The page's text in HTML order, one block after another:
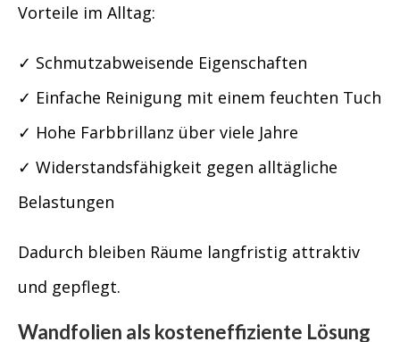
Vorteile im Alltag:
✓ Schmutzabweisende Eigenschaften
✓ Einfache Reinigung mit einem feuchten Tuch
✓ Hohe Farbbrillanz über viele Jahre
✓ Widerstandsfähigkeit gegen alltägliche
Belastungen
Dadurch bleiben Räume langfristig attraktiv
und gepflegt.
Wandfolien als kosteneffiziente Lösung